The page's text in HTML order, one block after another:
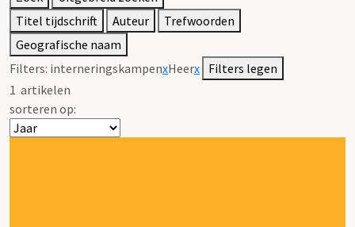
Titel tijdschrift
Auteur
Trefwoorden
Geografische naam
Filters: interneringskampenxHeerx Filters legen
1 artikelen
sorteren op: